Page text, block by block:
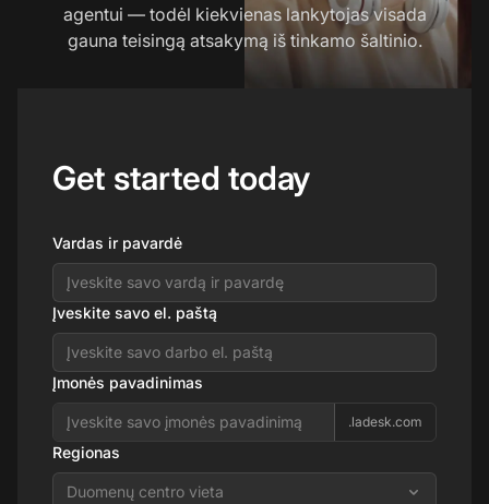
agentui — todėl kiekvienas lankytojas visada
gauna teisingą atsakymą iš tinkamo šaltinio.
Get started today
Vardas ir pavardė
Įveskite savo el. paštą
Įmonės pavadinimas
.ladesk.com
Regionas
Duomenų centro vieta